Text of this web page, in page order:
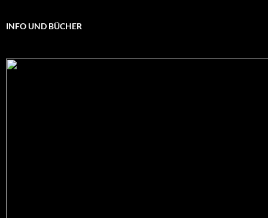
INFO UND BÜCHER